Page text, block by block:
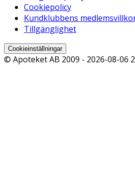
Cookiepolicy
Kundklubbens
Tillgänglighet
Cookieinställningar
© Apoteket AB 2009 - 2026-08-06